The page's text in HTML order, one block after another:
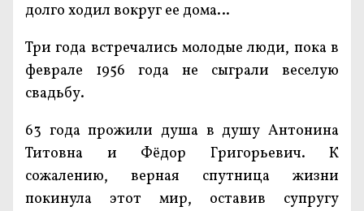
долго ходил вокруг ее дома…
Три года встречались молодые люди, пока в
феврале 1956 года не сыграли веселую
свадьбу.
63 года прожили душа в душу Антонина
Титовна и Фёдор Григорьевич. К
сожалению, верная спутница жизни
покинула этот мир, оставив супругу